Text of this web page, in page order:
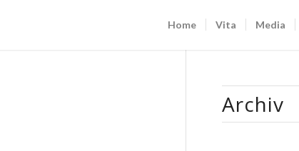
Home Vita Media
Archiv